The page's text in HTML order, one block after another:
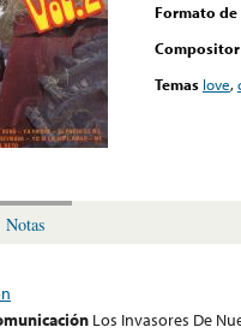
Formato
Compositor
Temas love,
Notas
Los Invasores De